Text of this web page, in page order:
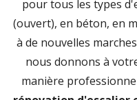
pour tous les types
(ouvert), en béton, en
à de nouvelles
nous donnons à
manière